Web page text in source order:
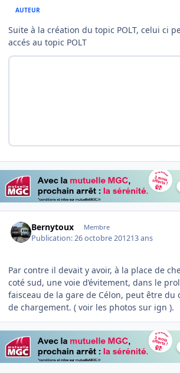
AUTEUR
Suite à la création du topic POLT, celui ci
accés au topic POLT
Bernytoux Membre
Publication:26 octobre 201213 ans
Par contre il devait y avoir, à la place de
coté sud, une voie d’évitement, dans le
faisceau de la gare de Célon, peut être du
de chargement. ( voir les photos sur ign ).